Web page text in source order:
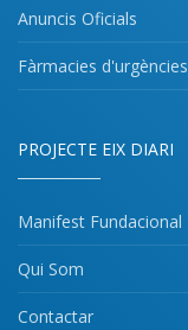
Anuncis Oficials
Fàrmacies d'urgències
PROJECTE EIX DIARI
Manifest Fundacional
Qui Som
Contactar